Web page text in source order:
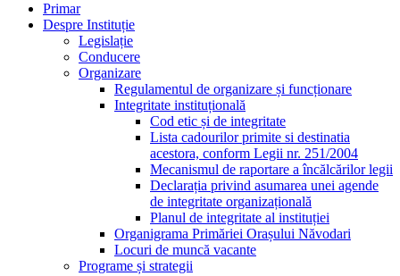
Primar
Despre Instituție
Legislație
Conducere
Organizare
Regulamentul de organizare și funcționare
Integritate instituțională
Cod etic și de integritate
Lista cadourilor primite si destinatia
acestora, conform Legii nr. 251/2004
Mecanismul de raportare a încălcărilor legii
Declarația privind asumarea unei agende
de integritate organizațională
Planul de integritate al instituției
Organigrama Primăriei Orașului Năvodari
Locuri de muncă vacante
Programe și strategii